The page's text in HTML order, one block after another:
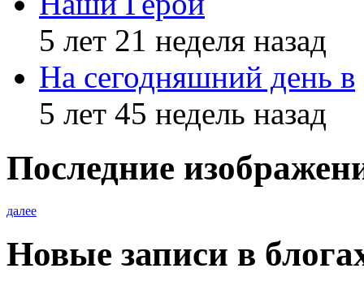
5 лет 21 неделя назад
На сегодняшний день в
5 лет 45 недель назад
Последние
далее
Новые записи в